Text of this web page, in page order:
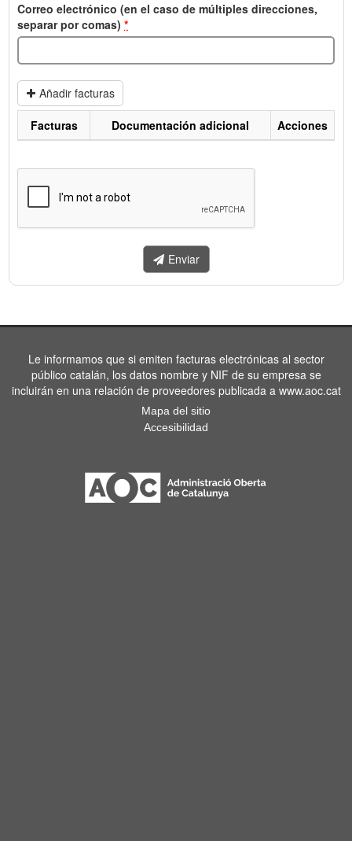
Correo electrónico (en el caso de múltiples direcciones,
separar por comas) *
Añadir facturas
enviar.
Facturas Documentación adicional Acciones
Enviar
Le informamos que si emiten facturas electrónicas al sector
público catalán, los datos nombre y NIF de su empresa se
incluirán en una relación de proveedores publicada a www.aoc.cat
Mapa del sitio
Accesibilidad